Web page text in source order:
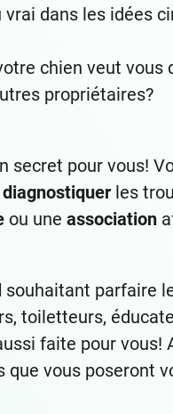
dans les idées
chien veut vous
propriétaires?
secret pour vous!
diagnostiquer les
ou une association
souhaitant parfaire
toiletteurs,
faite pour vous!
vous poseront